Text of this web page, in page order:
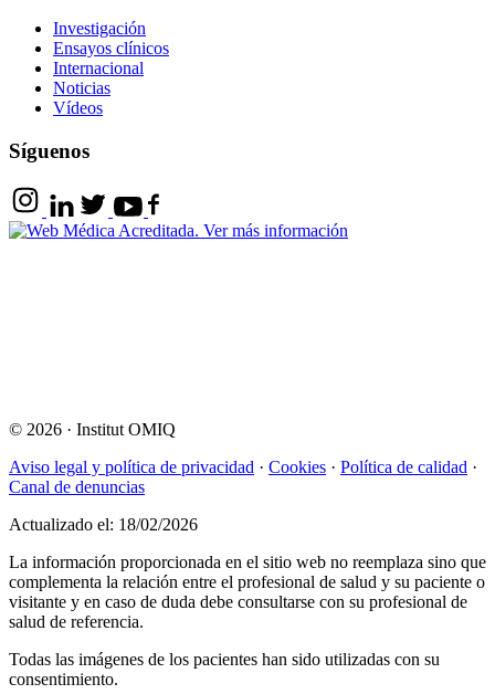
Investigación
Ensayos clínicos
Internacional
Noticias
Vídeos
Síguenos
© 2026 · Institut OMIQ
Aviso legal y política de privacidad · Cookies · Política de calidad ·
Canal de denuncias
Actualizado el: 18/02/2026
La información proporcionada en el sitio web no reemplaza sino que
complementa la relación entre el profesional de salud y su paciente o
visitante y en caso de duda debe consultarse con su profesional de
salud de referencia.
Todas las imágenes de los pacientes han sido utilizadas con su
consentimiento.